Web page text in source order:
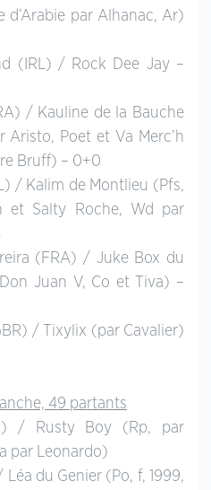
d’Arabie par Alhanac, Ar)
(IRL) / Rock Dee Jay –
/ Kauline de la Bauche
Aristo, Poet et Va Merc’h
Bruff) – 0+0
/ Kalim de Montlieu (Pfs,
et Salty Roche, Wd par
(FRA) / Juke Box du
Juan V, Co et Tiva) –
/ Tixylix (par Cavalier)
49 partants
/ Rusty Boy (Rp, par
par Leonardo)
du Genier (Po, f, 1999,